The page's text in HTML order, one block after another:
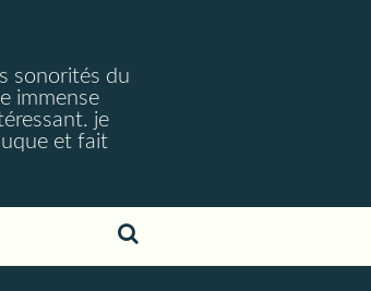
sonorités du
immense
je
et fait